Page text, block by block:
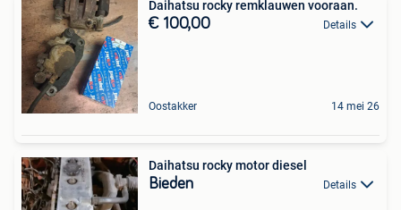
Daihatsu rocky remklauwen vooraan.
€ 100,00 Details
Oostakker 14 mei 26
Daihatsu rocky motor diesel
Bieden Details